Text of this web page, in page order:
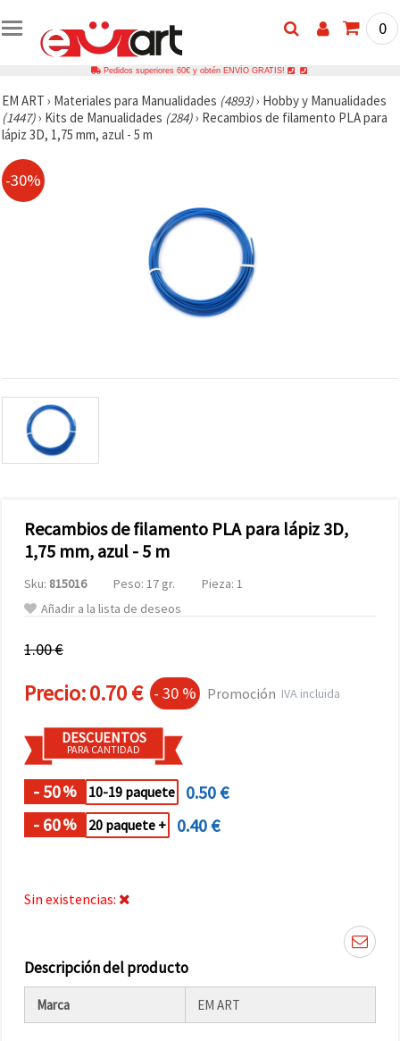
0
Pedidos superiores 60€ y obtén ENVÍO GRATIS!
EM ART › Materiales para Manualidades (4893)› Hobby y Manualidades
(1447)› Kits de Manualidades (284)› Recambios de filamento PLA para
lápiz 3D, 1,75 mm, azul - 5 m
-30%
Recambios de filamento PLA para lápiz 3D,
1,75 mm, azul - 5 m
Sku: 815016 Peso: 17 gr.
Pieza: 1
Añadir a la lista de deseos
1.00 €
Precio:0.70 € - 30 % Promoción IVA incluida
DESCUENTOS
PARA CANTIDAD
- 50% 10-19 paquete
0.50 €
- 60% 20 paquete + 0.40 €
Sin existencias:
Descripción del producto
Marca EM ART